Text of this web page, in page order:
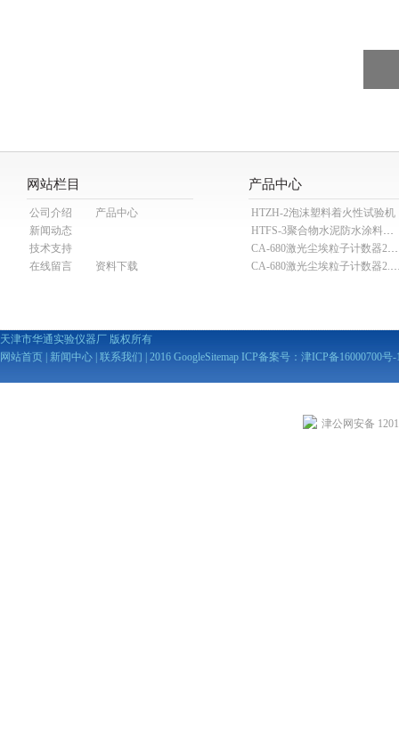
网站栏目
公司介绍
产品中心
新闻动态
技术支持
在线留言
资料下载
产品中心
HTZH-2泡沫塑料着火性试验机
HTFS-3聚合物水泥防水涂料分散机
CA-680激光尘埃粒子计数器28.3L
CA-680激光尘埃粒子
天津市华通实验仪器厂 版权所有
网站首页
新闻中心 联系我们 | 2016 GoogleSitemap ICP备案号： 津ICP备16000700号-
津公网安备